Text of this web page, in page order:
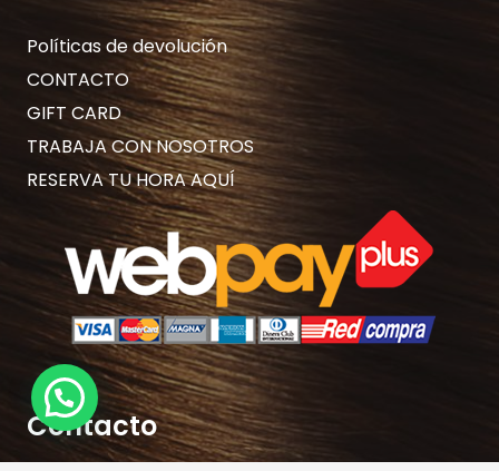
Políticas de devolución
CONTACTO
GIFT CARD
TRABAJA CON NOSOTROS
RESERVA TU HORA AQUÍ
Contacto